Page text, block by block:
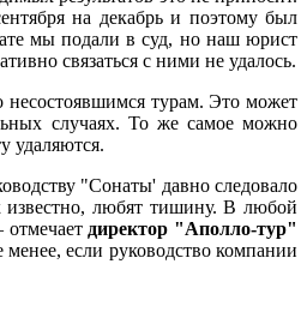
на декабрь и поэтому был
мы подали в суд, но наш юрист
связаться с ними не удалось.
несостоявшимся турам. Это может
случаях. То же самое можно
удаляются.
"Сонаты' давно следовало
любят тишину. В любой
директор "Аполло-тур"
если руководство компании